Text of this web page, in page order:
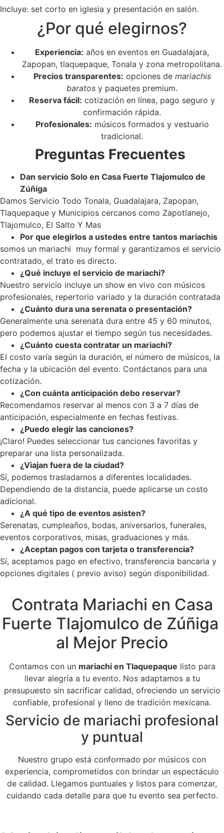
Incluye: set corto en iglesia y presentación en salón.
¿Por qué elegirnos?
Experiencia: años en eventos en Guadalajara,
Zapopan, tlaquepaque, Tonala y zona metropolitana.
Precios transparentes: opciones de mariachis
baratos y paquetes premium.
Reserva fácil: cotización en línea, pago seguro y
confirmación rápida.
Profesionales: músicos formados y vestuario
tradicional.
Preguntas Frecuentes
Dan servicio Solo en Casa Fuerte Tlajomulco de
Zúñiga
Damos Servicio Todo Tonala, Guadalajara, Zapopan,
Tlaquepaque y Municipios cercanos como Zapotlanejo,
Tlajomulco, El Salto Y Mas
Por que elegirlos a ustedes entre tantos mariachis
somos un mariachi muy formal y garantizamos el servicio
contratado, el trato es directo.
¿Qué incluye el servicio de mariachi?
Nuestro servicio incluye un show en vivo con músicos
profesionales, repertorio variado y la duración contratada
¿Cuánto dura una serenata o presentación?
Generalmente una serenata dura entre 45 y 60 minutos,
pero podemos ajustar el tiempo según tus necesidades.
¿Cuánto cuesta contratar un mariachi?
El costo varía según la duración, el número de músicos, la
fecha y la ubicación del evento. Contáctanos para una
cotización.
¿Con cuánta anticipación debo reservar?
Recomendamos reservar al menos con 3 a 7 días de
anticipación, especialmente en fechas festivas.
¿Puedo elegir las canciones?
¡Claro! Puedes seleccionar tus canciones favoritas y
preparar una lista personalizada.
¿Viajan fuera de la ciudad?
Sí, podemos trasladarnos a diferentes localidades.
Dependiendo de la distancia, puede aplicarse un costo
adicional.
¿A qué tipo de eventos asisten?
Serenatas, cumpleaños, bodas, aniversarios, funerales,
eventos corporativos, misas, graduaciones y más.
¿Aceptan pagos con tarjeta o transferencia?
Sí, aceptamos pago en efectivo, transferencia bancaria y
opciones digitales ( previo aviso) según disponibilidad.
Contrata Mariachi en Casa
Fuerte Tlajomulco de Zúñiga
al Mejor Precio
Contamos con un mariachi en Tlaquepaque listo para
llevar alegría a tu evento. Nos adaptamos a tu
presupuesto sin sacrificar calidad, ofreciendo un servicio
confiable, profesional y lleno de tradición mexicana.
Servicio de mariachi profesional
y puntual
Nuestro grupo está conformado por músicos con
experiencia, comprometidos con brindar un espectáculo
de calidad. Llegamos puntuales y listos para comenzar,
cuidando cada detalle para que tu evento sea perfecto.